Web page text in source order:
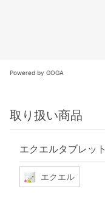
Powered by GOGA
取り扱い商品
エクエルタブレット
エクエル